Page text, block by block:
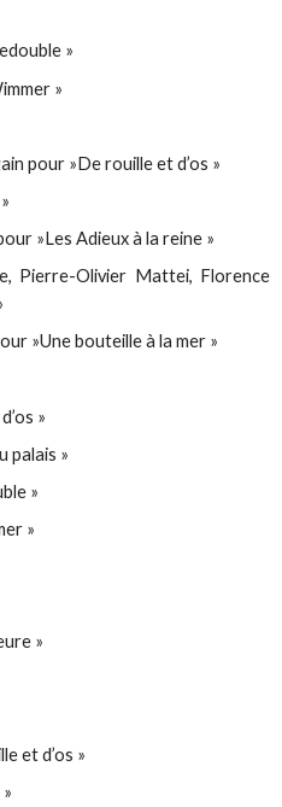
»
»
pour »De rouille et d’os »
»Les Adieux à la reine »
Pierre-Olivier Mattei, Florence
»Une bouteille à la mer »
»
palais »
»
»
»
et d’os »